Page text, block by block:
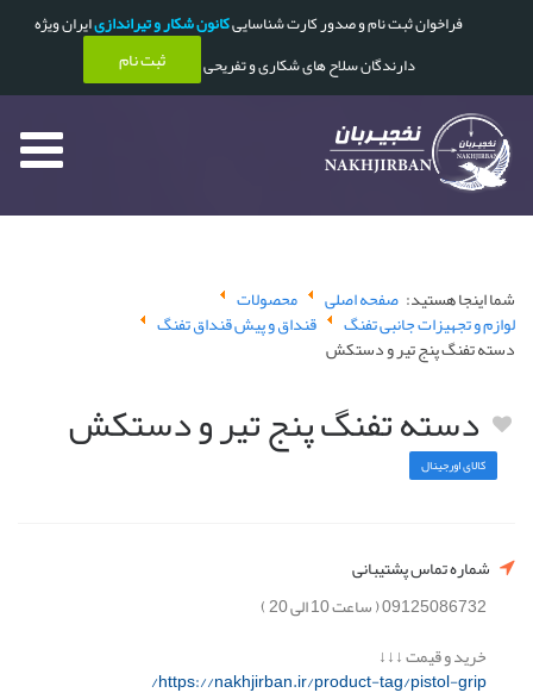
فراخوان ثبت نام و صدور کارت شناساییکانون شکار و تیراندازیایران ویژه
دارندگان سلاح های شکاری و تفریحی
ثبت نام
شما اینجا هستید: صفحه اصلی محصولات
لوازم و تجهیزات جانبی تفنگ قنداق و پیش قنداق تفنگ
دسته تفنگ پنج تیر و دستکش
دسته تفنگ پنج تیر و دستکش
کالای اورجینال
شماره تماس پشتیبانی
09125086732 ( ساعت 10 الی 20 )
خرید و قیمت ↓↓↓
https://nakhjirban.ir/product-tag/pistol-grip/